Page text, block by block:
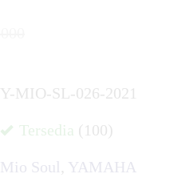
Y-MIO-SL-026-2021
Tersedia (100)
Mio Soul , YAMAHA